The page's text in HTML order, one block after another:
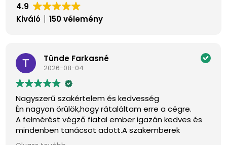
4.9
Kiváló
150 vélemény
Tünde Farkasné
2026-08-04
Nagyszerű szakértelem és kedvesség
Én nagyon örülök,hogy rátaláltam erre a cégre.
A felmérést végző fiatal ember igazán kedves és
mindenben tanácsot adott.A szakemberek
pontosak,kedvesek és szép munkát végeztek.